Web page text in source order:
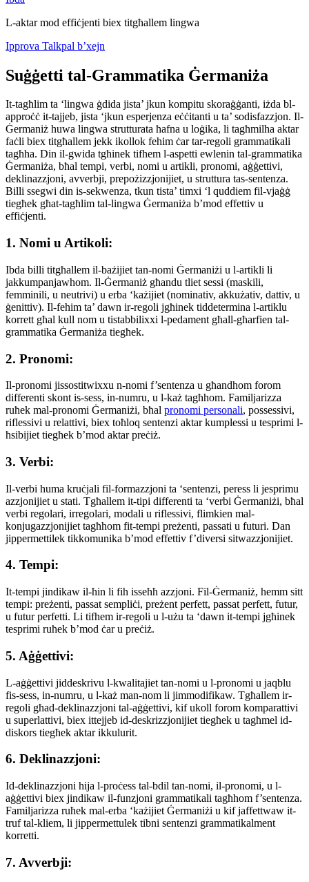
L-aktar mod effiċjenti biex titgħallem lingwa
Ipprova Talkpal b’xejn
Suġġetti tal-Grammatika Ġermaniża
It-tagħlim ta ‘lingwa ġdida jista’ jkun kompitu skoraġġanti, iżda bl-
approċċ it-tajjeb, jista ‘jkun esperjenza eċċitanti u ta’ sodisfazzjon. Il-
Ġermaniż huwa lingwa strutturata ħafna u loġika, li tagħmilha aktar
faċli biex titgħallem jekk ikollok fehim ċar tar-regoli grammatikali
tagħha. Din il-gwida tgħinek tifhem l-aspetti ewlenin tal-grammatika
Ġermaniża, bħal tempi, verbi, nomi u artikli, pronomi, aġġettivi,
deklinazzjoni, avverbji, prepożizzjonijiet, u struttura tas-sentenza.
Billi ssegwi din is-sekwenza, tkun tista’ timxi ‘l quddiem fil-vjaġġ
tiegħek għat-tagħlim tal-lingwa Ġermaniża b’mod effettiv u
effiċjenti.
1. Nomi u Artikoli:
Ibda billi titgħallem il-bażijiet tan-nomi Ġermaniżi u l-artikli li
jakkumpanjawhom. Il-Ġermaniż għandu tliet sessi (maskili,
femminili, u neutrivi) u erba ‘każijiet (nominativ, akkużativ, dattiv, u
ġenittiv). Il-fehim ta’ dawn ir-regoli jgħinek tiddetermina l-artiklu
korrett għal kull nom u tistabbilixxi l-pedament għall-għarfien tal-
grammatika Ġermaniża tiegħek.
2. Pronomi:
Il-pronomi jissostitwixxu n-nomi f’sentenza u għandhom forom
differenti skont is-sess, in-numru, u l-każ tagħhom. Familjarizza
ruħek mal-pronomi Ġermaniżi, bħal pronomi personali, possessivi,
riflessivi u relattivi, biex toħloq sentenzi aktar kumplessi u tesprimi l-
ħsibijiet tiegħek b’mod aktar preċiż.
3. Verbi:
Il-verbi huma kruċjali fil-formazzjoni ta ‘sentenzi, peress li jesprimu
azzjonijiet u stati. Tgħallem it-tipi differenti ta ‘verbi Ġermaniżi, bħal
verbi regolari, irregolari, modali u riflessivi, flimkien mal-
konjugazzjonijiet tagħhom fit-tempi preżenti, passati u futuri. Dan
jippermettilek tikkomunika b’mod effettiv f’diversi sitwazzjonijiet.
4. Tempi:
It-tempi jindikaw il-ħin li fih isseħħ azzjoni. Fil-Ġermaniż, hemm sitt
tempi: preżenti, passat sempliċi, preżent perfett, passat perfett, futur,
u futur perfetti. Li tifhem ir-regoli u l-użu ta ‘dawn it-tempi jgħinek
tesprimi ruħek b’mod ċar u preċiż.
5. Aġġettivi:
L-aġġettivi jiddeskrivu l-kwalitajiet tan-nomi u l-pronomi u jaqblu
fis-sess, in-numru, u l-każ man-nom li jimmodifikaw. Tgħallem ir-
regoli għad-deklinazzjoni tal-aġġettivi, kif ukoll forom komparattivi
u superlattivi, biex ittejjeb id-deskrizzjonijiet tiegħek u tagħmel id-
diskors tiegħek aktar ikkulurit.
6. Deklinazzjoni:
Id-deklinazzjoni hija l-proċess tal-bdil tan-nomi, il-pronomi, u l-
aġġettivi biex jindikaw il-funzjoni grammatikali tagħhom f’sentenza.
Familjarizza ruħek mal-erba ‘każijiet Ġermaniżi u kif jaffettwaw it-
truf tal-kliem, li jippermettulek tibni sentenzi grammatikalment
korretti.
7. Avverbji: